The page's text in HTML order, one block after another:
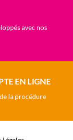
avec nos
EN LIGNE
la procédure